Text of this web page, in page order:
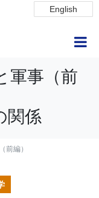
English
軍事（前
関係
前編）